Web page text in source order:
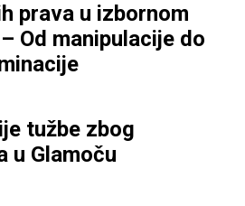
prava u izbornom
Od manipulacije do
tužbe zbog
u Glamoču